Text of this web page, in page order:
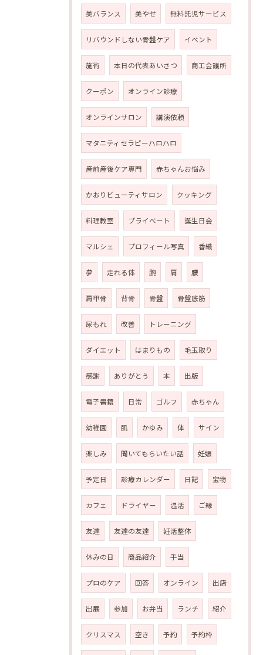
美バランス 美やせ 無料託児サービス
リバウンドしない骨盤ケア イベント
施術 本日の代表あいさつ 商工会議所
クーポン オンライン診療
オンラインサロン 講演依頼
マタニティセラピーハロハロ
産前産後ケア専門 赤ちゃんお悩み
かおりビューティサロン クッキング
料理教室 プライベート 誕生日会
マルシェ プロフィール写真 香織
夢 走れる体 腕 肩 腰
肩甲骨 背骨 骨盤 骨盤底筋
尿もれ 改善 トレーニング
ダイエット はまりもの 毛玉取り
感謝 ありがとう 本 出版
電子書籍 日常 ゴルフ 赤ちゃん
幼稚園 肌 かゆみ 体 サイン
楽しみ 聞いてもらいたい話 妊娠
予定日 診療カレンダー 日記 宝物
カフェ ドライヤー 温活 ご縁
友達 友達の友達 妊活整体
休みの日 商品紹介 手当
プロのケア 回答 オンライン 出店
出展 参加 お弁当 ランチ 紹介
クリスマス 空き 予約 予約枠